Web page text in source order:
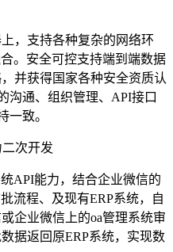
支持各种复杂的网络环
。安全可控支持端到端数据
并获得国家各种安全资质认
沟通、组织管理、API接口
一致。
次开发
能力，结合企业微信的
流程、及现有ERP系统，自
企业微信上的oa管理系统审
据返回原ERP系统，实现数